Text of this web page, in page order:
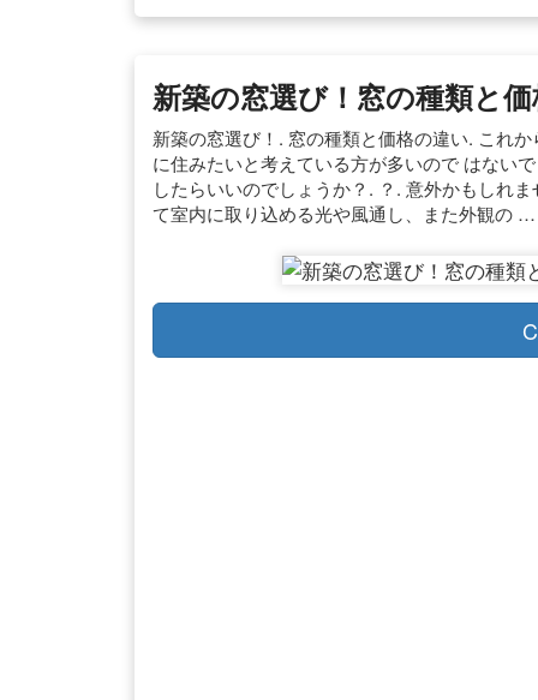
新築の窓選び！窓の種類と
新築の窓選び！. 窓の種類と価格の違い. これ
に住みたいと考えている方が多いので はない
したらいいのでしょうか？. ？. 意外かもしれ
て室内に取り込める光や風通し、また外観の …